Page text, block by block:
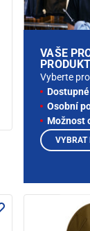
VAŠE
Vyberte
Osobní
Možnost